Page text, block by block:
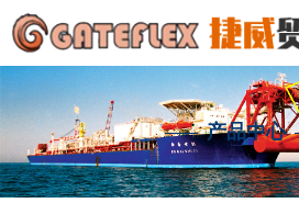
产品中心